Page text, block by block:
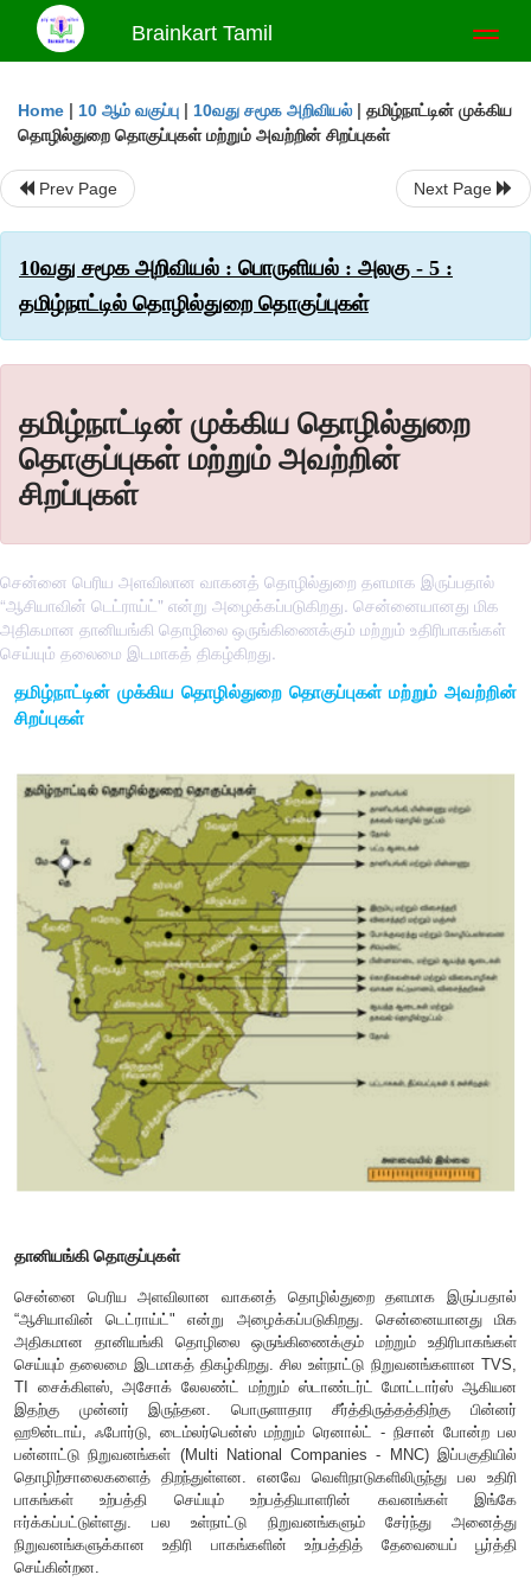
Brainkart Tamil
Home | 10 ஆம் வகுப்பு | 10வது சமூக அறிவியல் | தமிழ்நாட்டின் முக்கிய
தொழில்துறை தொகுப்புகள் மற்றும் அவற்றின் சிறப்புகள்
Prev Page Next Page
10வது சமூக அறிவியல் : பொருளியல் : அலகு - 5 :
தமிழ்நாட்டில் தொழில்துறை தொகுப்புகள்
தமிழ்நாட்டின் முக்கிய தொழில்துறை
தொகுப்புகள் மற்றும் அவற்றின்
சிறப்புகள்
சென்னை பெரிய அளவிலான வாகனத் தொழில்துறை தளமாக இருப்பதால்
“ஆசியாவின் டெட்ராய்ட்" என்று அழைக்கப்படுகிறது. சென்னையானது மிக
அதிகமான தானியங்கி தொழிலை ஒருங்கிணைக்கும் மற்றும் உதிரிபாகங்கள்
செய்யும் தலைமை இடமாகத் திகழ்கிறது.
தமிழ்நாட்டின் முக்கிய தொழில்துறை தொகுப்புகள்
சிறப்புகள்
தானியங்கி தொகுப்புகள்